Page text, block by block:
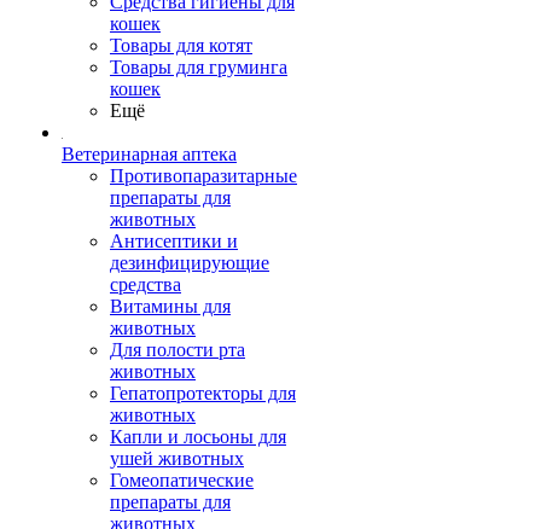
кошек
Товары для котят
Товары для груминга
кошек
Ещё
Ветеринарная аптека
Противопаразитарные
препараты для
животных
Антисептики и
дезинфицирующие
средства
Витамины для
животных
Для полости рта
животных
Гепатопротекторы для
животных
Капли и лосьоны для
ушей животных
Гомеопатические
препараты для
животных